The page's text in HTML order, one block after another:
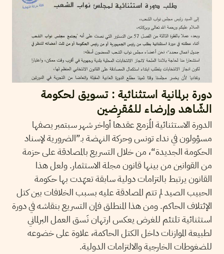
دورة برلمانية استثنائية : تسويق لحكومة
الشّاهد وإرضاء للمُقرِضين
الدورة الاستثنائية المُزمع عقدها أواخر شهر سبتمبر يصفها
مسؤولون في نداء تونس وحركة النهضة بـ”الضرورية لإسناد
الحكومة الجديدة“، من خلال التسريع بالمصادقة على حزمة
من القوانين من بينها قانون مجلة الاستثمار. ولعل هذا
القانون يرتبط بالتزامات دولية سابقة تعهّدت بها حكومة
الحبيب الصيد لم تتم المصادقة عليه بسبب الخلافات بين كتل
الإئتلاف الحاكم. ومن هذا المنطلق فإن التسريع بنقاشه في دورة
استثنائية تلتئم للغرض يعكس ارتهان نَسق العمل البرلماني
لطبيعة الموازنات داخل الكتل الحاكمة، علاوة على خضوعه
للضغوطات الخارجية والالتزامات الدولية.